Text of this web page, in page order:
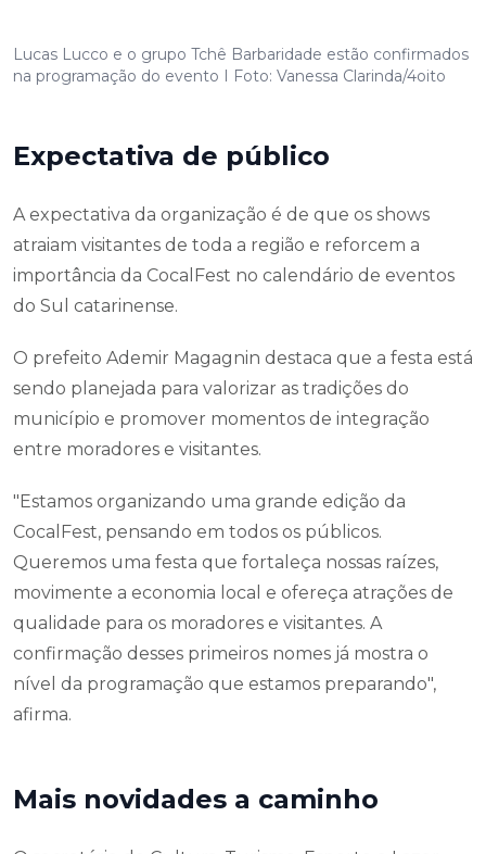
Lucas Lucco e o grupo Tchê Barbaridade estão confirmados
na programação do evento I Foto: Vanessa Clarinda/4oito
Expectativa de público
A expectativa da organização é de que os shows
atraiam visitantes de toda a região e reforcem a
importância da CocalFest no calendário de eventos
do Sul catarinense.
O prefeito Ademir Magagnin destaca que a festa está
sendo planejada para valorizar as tradições do
município e promover momentos de integração
entre moradores e visitantes.
"Estamos organizando uma grande edição da
CocalFest, pensando em todos os públicos.
Queremos uma festa que fortaleça nossas raízes,
movimente a economia local e ofereça atrações de
qualidade para os moradores e visitantes. A
confirmação desses primeiros nomes já mostra o
nível da programação que estamos preparando",
afirma.
Mais novidades a caminho